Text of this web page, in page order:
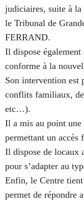
judiciaires, suite à la
le Tribunal de
FERRAND.
Il dispose également
conforme à la
Son intervention est
conflits familiaux,
etc…).
Il a mis au point
permettant un accès
Il dispose de locaux
pour s’adapter au
Enfin, le Centre
permet de répondre